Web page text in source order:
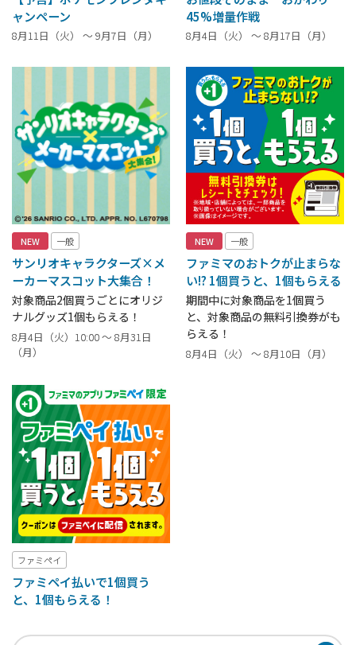
ャンペーン
8月11日（火） ～ 9月7日（月）
45%増量作戦
8月4日（火） ～ 8月17日（月）
NEW 一般
サンリオキャラクターズ×メ
ーカーマスコット大集合！
対象商品2個買うごとにオリジ
ナルグッズ1個もらえる！
8月4日（火）10:00 ～ 8月31日
（月）
NEW 一般
ファミマのおトクが止まらな
い!? 1個買うと、1個もらえる
期間中に対象商品を1個買う
と、対象商品の無料引換券がも
らえる！
8月4日（火） ～ 8月10日（月）
ファミペイ
ファミペイ払いで1個買う
と、1個もらえる！